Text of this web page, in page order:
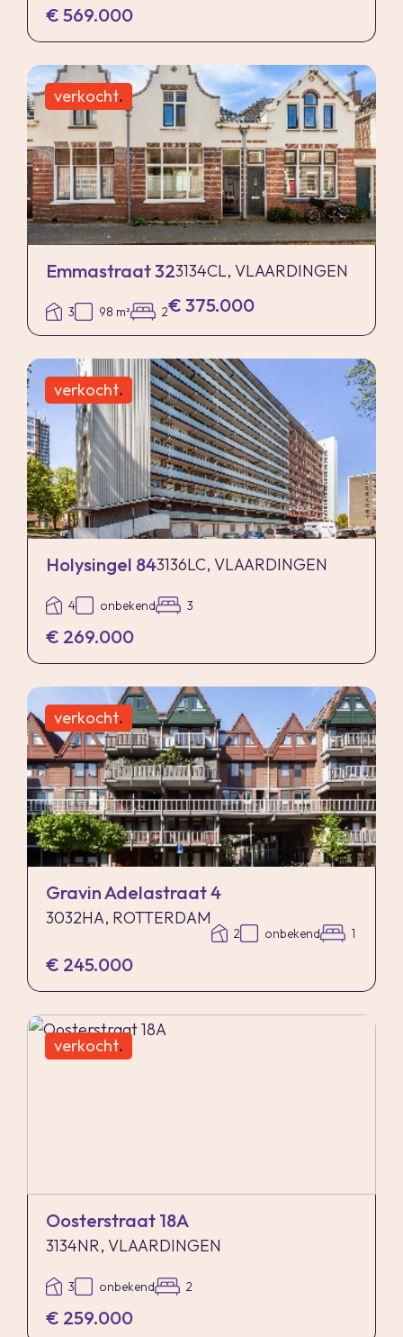
€ 569.000
verkocht.
Emmastraat 323134CL, VLAARDINGEN
3 98 m² 2€ 375.000
verkocht.
Holysingel 843136LC, VLAARDINGEN
4 onbekend 3
€ 269.000
verkocht.
Gravin Adelastraat 4
3032HA, ROTTERDAM
2 onbekend 1
€ 245.000
verkocht.
Oosterstraat 18A
3134NR, VLAARDINGEN
3 onbekend 2
€ 259.000